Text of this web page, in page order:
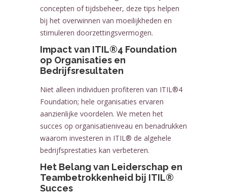
concepten of tijdsbeheer, deze tips helpen
bij het overwinnen van moeilijkheden en
stimuleren doorzettingsvermogen.
Impact van ITIL®4 Foundation
op Organisaties en
Bedrijfsresultaten
Niet alleen individuen profiteren van ITIL®4
Foundation; hele organisaties ervaren
aanzienlijke voordelen. We meten het
succes op organisatieniveau en benadrukken
waarom investeren in ITIL® de algehele
bedrijfsprestaties kan verbeteren.
Het Belang van Leiderschap en
Teambetrokkenheid bij ITIL®
Succes